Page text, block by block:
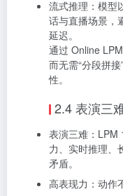
流式推理：模型
话与直播场景，
延迟。
通过 Online
而无需“分段拼
性。
2.4 表演三
表演三难：LPM
力、实时推理、
矛盾。
高表现力：动作